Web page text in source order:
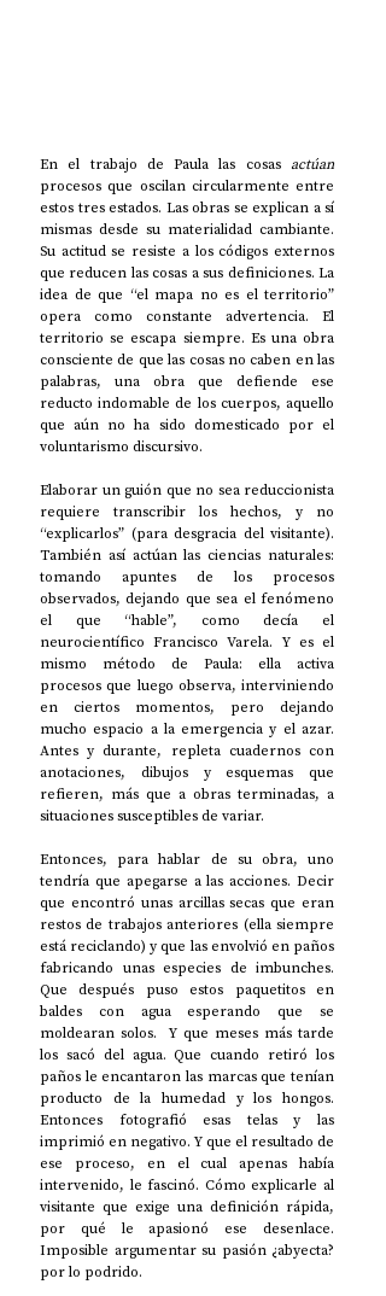
En el trabajo de Paula las cosas actúan
procesos que oscilan circularmente entre
estos tres estados. Las obras se explican a sí
mismas desde su materialidad cambiante.
Su actitud se resiste a los códigos externos
que reducen las cosas a sus definiciones. La
idea de que “el mapa no es el territorio”
opera como constante advertencia. El
territorio se escapa siempre. Es una obra
consciente de que las cosas no caben en las
palabras, una obra que defiende ese
reducto indomable de los cuerpos, aquello
que aún no ha sido domesticado por el
voluntarismo discursivo.
Elaborar un guión que no sea reduccionista
requiere transcribir los hechos, y no
“explicarlos” (para desgracia del visitante).
También así actúan las ciencias naturales:
tomando apuntes de los procesos
observados, dejando que sea el fenómeno
el que “hable”, como decía el
neurocientífico Francisco Varela. Y es el
mismo método de Paula: ella activa
procesos que luego observa, interviniendo
en ciertos momentos, pero dejando
mucho espacio a la emergencia y el azar.
Antes y durante, repleta cuadernos con
anotaciones, dibujos y esquemas que
refieren, más que a obras terminadas, a
situaciones susceptibles de variar.
Entonces, para hablar de su obra, uno
tendría que apegarse a las acciones. Decir
que encontró unas arcillas secas que eran
restos de trabajos anteriores (ella siempre
está reciclando) y que las envolvió en paños
fabricando unas especies de imbunches.
Que después puso estos paquetitos en
baldes con agua esperando que se
moldearan solos.  Y que meses más tarde
los sacó del agua. Que cuando retiró los
paños le encantaron las marcas que tenían
producto de la humedad y los hongos.
Entonces fotografió esas telas y las
imprimió en negativo. Y que el resultado de
ese proceso, en el cual apenas había
intervenido, le fascinó. Cómo explicarle al
visitante que exige una definición rápida,
por qué le apasionó ese desenlace.
Imposible argumentar su pasión ¿abyecta?
por lo podrido.